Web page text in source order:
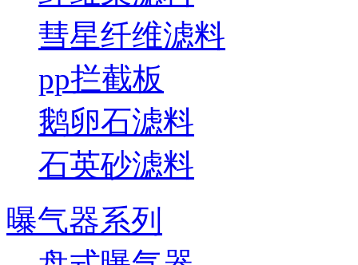
彗星纤维滤料
pp拦截板
鹅卵石滤料
石英砂滤料
曝气器系列